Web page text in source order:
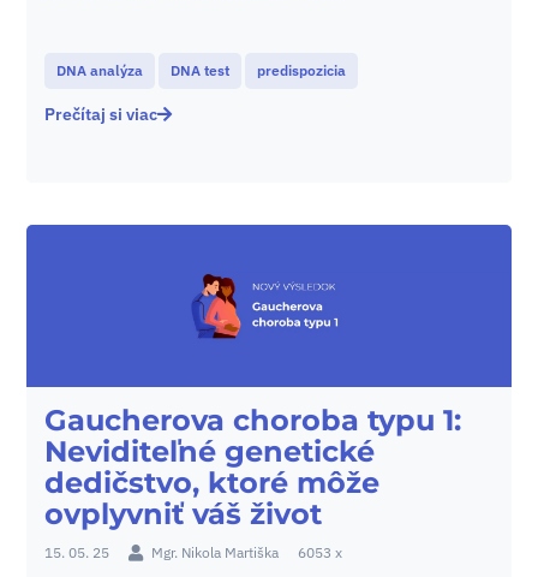
DNA analýza DNA test predispozicia
Prečítaj si viac
Gaucherova choroba typu 1:
Neviditeľné genetické
dedičstvo, ktoré môže
ovplyvniť váš život
15. 05. 25 Mgr. Nikola Martiška 6053 x